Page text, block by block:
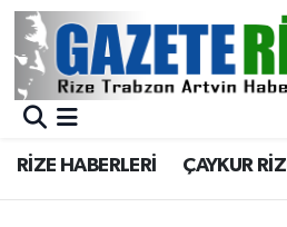
RİZE HABERLERİ ÇAYKUR
BÖLGEMİZ
Asayiş
Merkez Nöbetçi
Merkez Trafik Yoğunluk